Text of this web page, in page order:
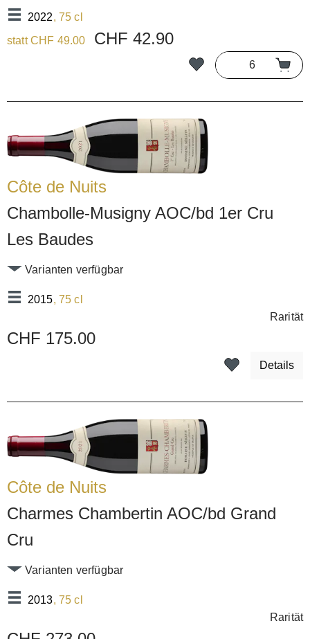
2022, 75 cl
statt CHF 49.00 CHF 42.90
Côte de Nuits
Chambolle-Musigny AOC/bd 1er Cru
Les Baudes
2015, 75 cl
Varianten verfügbar
Rarität
CHF 175.00
Details
Côte de Nuits
Charmes Chambertin AOC/bd Grand
Cru
2013, 75 cl
Varianten verfügbar
Rarität